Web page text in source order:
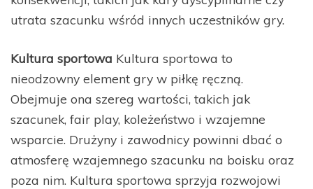
utrata szacunku wśród innych uczestników gry.
Kultura sportowa Kultura sportowa to
nieodzowny element gry w piłkę ręczną.
Obejmuje ona szereg wartości, takich jak
szacunek, fair play, koleżeństwo i wzajemne
wsparcie. Drużyny i zawodnicy powinni dbać o
atmosferę wzajemnego szacunku na boisku oraz
poza nim. Kultura sportowa sprzyja rozwojowi